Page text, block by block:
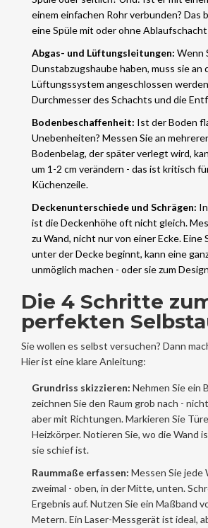
einem einfachen Rohr verbunden? Das
eine Spüle mit oder ohne
Abgas- und Lüftungsleitungen: Wenn
Dunstabzugshaube haben, muss sie an
Lüftungssystem angeschlossen
Durchmesser des Schachts und die
Bodenbeschaffenheit: Ist der Boden
Unebenheiten? Messen Sie an
Bodenbelag, der später verlegt wird,
um 1-2 cm verändern - das ist kritisch
Küchenzeile.
Deckenunterschiede und Schrägen:
ist die Deckenhöhe oft nicht gleich.
zu Wand, nicht nur von einer Ecke. Eine
unter der Decke beginnt, kann eine
unmöglich machen - oder sie zum
Die 4 Schritte
perfekten
Sie wollen es selbst versuchen? Dann
Hier ist eine klare Anleitung:
Grundriss skizzieren: Nehmen Sie ein
zeichnen Sie den Raum grob nach -
aber mit Richtungen. Markieren Sie
Heizkörper. Notieren Sie, wo die Wand
sie schief ist.
Raummaße erfassen: Messen Sie jede
zweimal - oben, in der Mitte, unten.
Ergebnis auf. Nutzen Sie ein Maßband
Metern. Ein Laser-Messgerät ist ideal,